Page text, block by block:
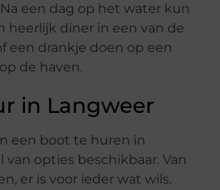
een dag op het water kun
heerlijk diner in een van de
een drankje doen op een
de haven.
in Langweer
een boot te huren in
van opties beschikbaar. Van
er is voor ieder wat wils.